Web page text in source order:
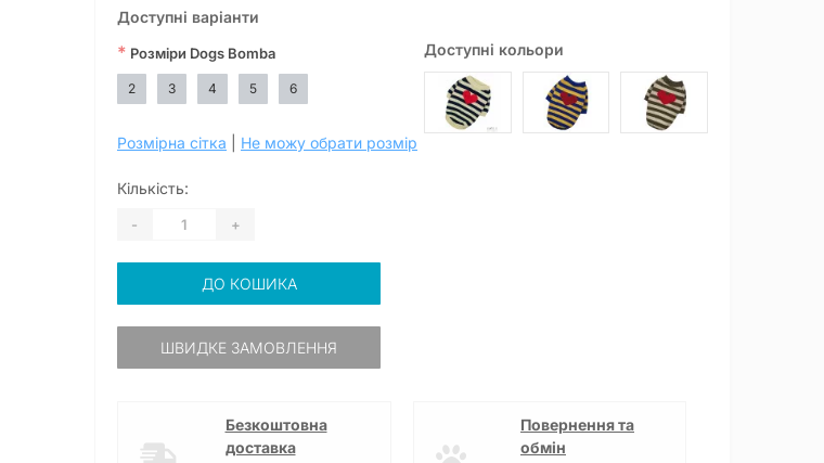
Доступні кольори
Доступні варіанти
* Розміри Dogs Bomba
2 3 4 5 6
Розмірна сітка Не можу обрати розмір
Кількість:
- +
ДО КОШИКА
ШВИДКЕ ЗАМОВЛЕННЯ
Безкоштовна
доставка
Повернення та
обмін